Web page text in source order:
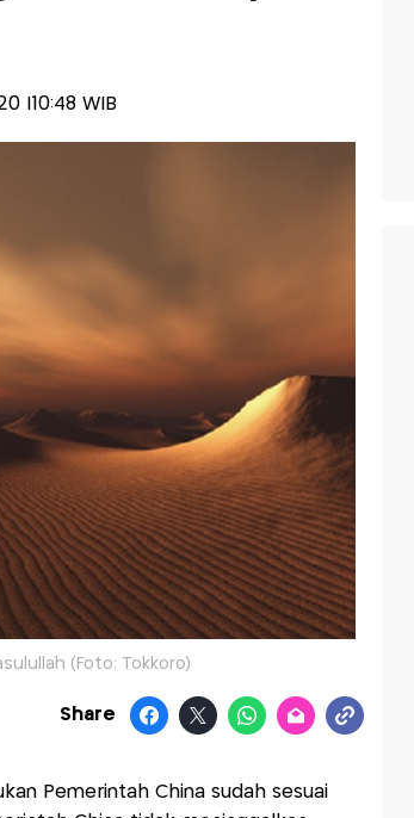
|10:48 WIB
(Foto: Tokkoro)
Share
Pemerintah China sudah sesuai